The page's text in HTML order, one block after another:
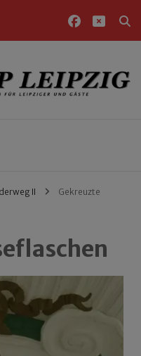
und Gäste
II
Gekreuzte